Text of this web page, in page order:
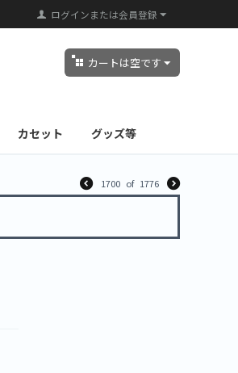
ログインまたは会員登録
カートは空です
カセット グッズ等
1700 of 1776